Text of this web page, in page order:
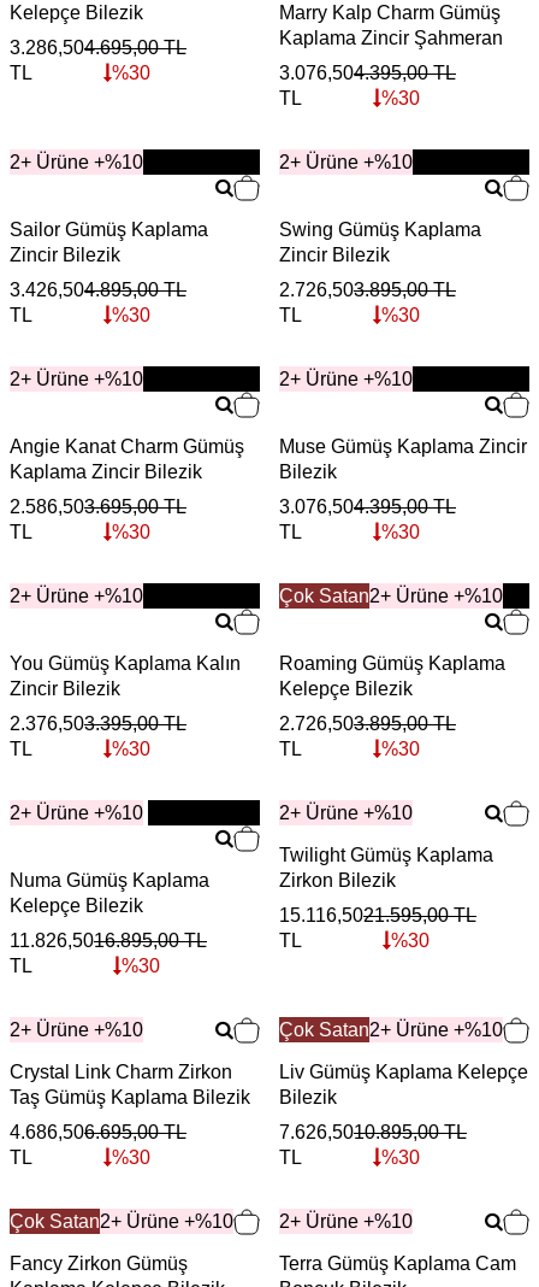
Kelepçe Bilezik
3.286,50
TL
4.695,00TL
%30
Marry Kalp Charm Gümüş
Kaplama Zincir Şahmeran
3.076,50
TL
4.395,00TL
%30
2+ Ürüne +%10
YENİ
Sailor Gümüş Kaplama
Zincir Bilezik
3.426,50
TL
4.895,00TL
%30
2+ Ürüne +%10
YENİ
Swing Gümüş Kaplama
Zincir Bilezik
2.726,50
TL
3.895,00TL
%30
2+ Ürüne +%10
YENİ
Angie Kanat Charm Gümüş
Kaplama Zincir Bilezik
2.586,50
TL
3.695,00TL
%30
2+ Ürüne +%10
YENİ
Muse Gümüş Kaplama Zincir
Bilezik
3.076,50
TL
4.395,00TL
%30
2+ Ürüne +%10
YENİ
You Gümüş Kaplama Kalın
Zincir Bilezik
2.376,50
TL
3.395,00TL
%30
Çok Satan2+ Ürüne +%10
YENİ
Roaming Gümüş Kaplama
Kelepçe Bilezik
2.726,50
TL
3.895,00TL
%30
2+ Ürüne +%10
YENİ
Numa Gümüş Kaplama
Kelepçe Bilezik
11.826,50
TL
16.895,00TL
%30
2+ Ürüne +%10
Twilight Gümüş Kaplama
Zirkon Bilezik
15.116,50
TL
21.595,00TL
%30
2+ Ürüne +%10
Crystal Link Charm Zirkon
Taş Gümüş Kaplama Bilezik
4.686,50
TL
6.695,00TL
%30
Çok Satan2+ Ürüne +%10
Liv Gümüş Kaplama Kelepçe
Bilezik
7.626,50
TL
10.895,00TL
%30
Çok Satan2+ Ürüne +%10
Fancy Zirkon Gümüş
2+ Ürüne +%10
Terra Gümüş Kaplama Cam